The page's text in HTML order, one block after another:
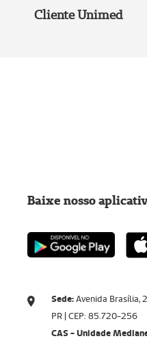
Cliente Unimed
Sede:Avenida Brasília,
PR | CEP: 85.720-256​​​​​​​
CAS - Unidade
Baixe nosso